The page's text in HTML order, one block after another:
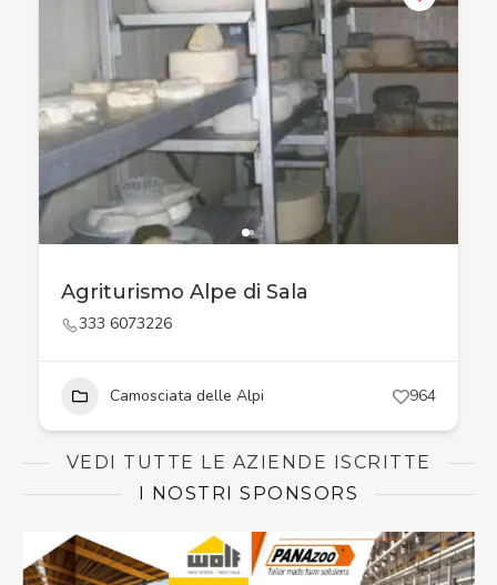
Agriturismo Alpe di Sala
333 6073226
Camosciata delle Alpi 964
VEDI TUTTE LE AZIENDE ISCRITTE
I NOSTRI SPONSORS